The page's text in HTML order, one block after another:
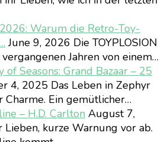
Warum die Retro-Toy-
June 9, 2026 Die TOYPLOSION
Jahren von einem…
of Seasons: Grand Bazaar – 25
4, 2025 Das Leben in Zephyr
Charme. Ein gemütlicher…
– H.D. Carlton August 7,
Lieben, kurze Warnung vor ab.